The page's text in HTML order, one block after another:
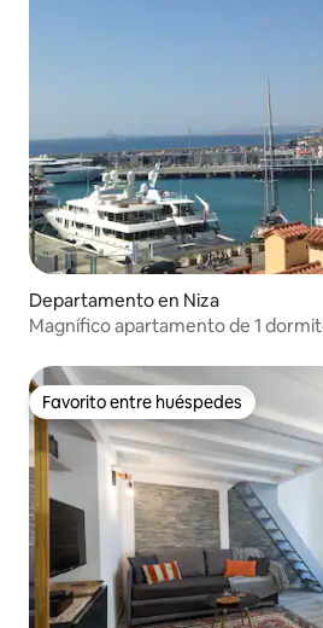
Departamento en Niza
Magnífico apartamento de 1
Favorito entre huéspedes
Favorito entre huéspedes